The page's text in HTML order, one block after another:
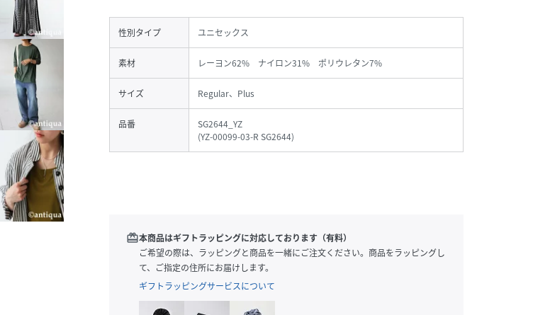
性別タイプ ユニセックス
素材 レーヨン62% ナイロン31% ポリウレタン7%
サイズ Regular、Plus
品番
SG2644_YZ
(YZ-00099-03-R SG2644)
redeem本商品はギフトラッピングに対応しております（有料）
ご希望の際は、ラッピングと商品を一緒にご注文ください。商品をラッピングし
て、ご指定の住所にお届けします。
ギフトラッピングサービスについて